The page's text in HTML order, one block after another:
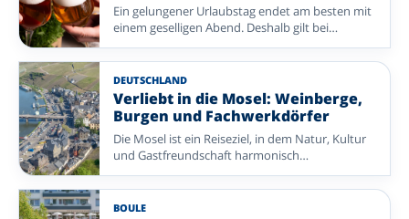
Ein gelungener Urlaubstag endet am besten mit
einem geselligen Abend. Deshalb gilt bei
Enjoyhotels: Ein 5-tägiges All-inclusive-Paket
umfasst auch ein Abendprogramm. Von Live-
Musik und Bingo bis zu einem entspannten
Spaziergang oder einer Weinprobe gestaltet
jedes Enjoyhotel den Abend auf eigene Weise.
Vergleichen Sie auf dieser Seite acht Enjoyhotels
in den Niederlanden, Belgien und Deutschland
mit jeweils eigenem stimmungsvollem
Abendprogramm.
DEUTSCHLAND
Verliebt in die Mosel: Weinberge,
Burgen und Fachwerkdörfer
Die Mosel ist ein Reiseziel, in dem Natur, Kultur
und Gastfreundschaft harmonisch
zusammenkommen. Entlang des malerischen
Flusses erwarten Sie weitläufige Weinberge,
beeindruckende Burgen und charmante
BOULE